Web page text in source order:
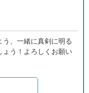
、一緒に真剣に明る
ょう！よろしくお願い